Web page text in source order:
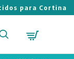
para Cortina